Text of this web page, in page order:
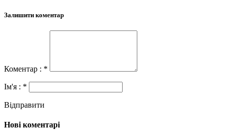
Залишити коментар
Коментар : *
Ім'я : *
Відправити
Нові коментарі